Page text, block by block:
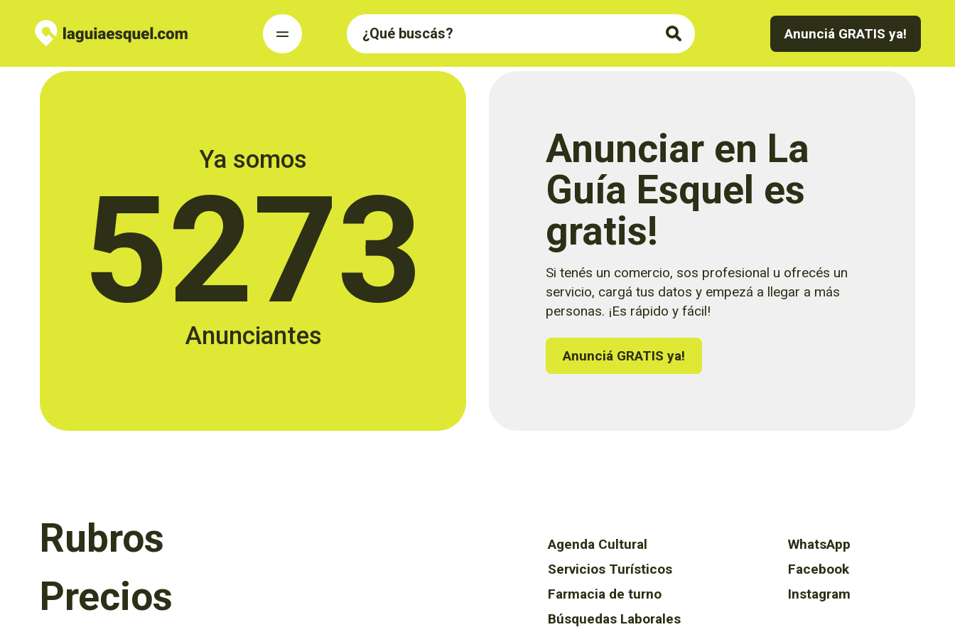
Anunciá GRATIS ya!
Ya somos
5273
Anunciantes
Anunciar en La
Guía Esquel es
gratis!
Si tenés un comercio, sos profesional u ofrecés un
servicio, cargá tus datos y empezá a llegar a más
personas. ¡Es rápido y fácil!
Anunciá GRATIS ya!
Rubros
Precios
Agenda Cultural
Servicios Turísticos
Farmacia de turno
Búsquedas Laborales
WhatsApp
Facebook
Instagram